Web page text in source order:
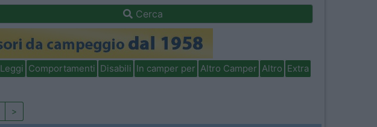
Cerca
Leggi Comportamenti Disabili In camper per Altro Camper Altro Extra
>